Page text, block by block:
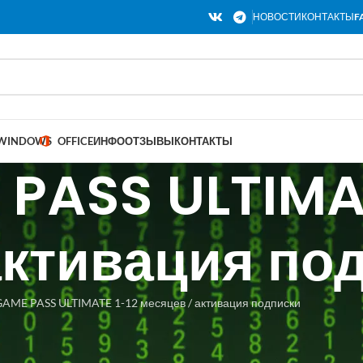
НОВОСТИКОНТАКТЫ
OFFICEИНФООТЗЫВЫКОНТАКТЫ
PASS ULTIMATE 1-12 месяцев / активация подписки
и для новых аккаунтов, при условии, что у вас нет